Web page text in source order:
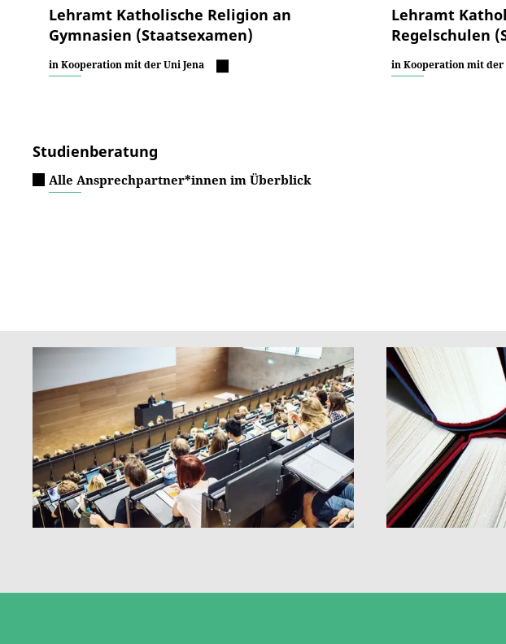
Lehramt Katholische Religion an
Gymnasien (Staatsexamen)
in Kooperation mit der Uni Jena
Lehramt
Regelschulen
in Kooperation mit der
Studienberatung
Alle Ansprechpartner*innen im Überblick